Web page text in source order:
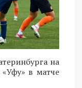
на
в матче